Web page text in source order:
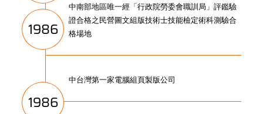
中南部地區唯一經「行政院勞委會職訓局」評鑑驗
證合格之民營圖文組版技術士技能檢定術科測驗合
格場地
1986
中台灣第一家電腦組頁製版公司
1986